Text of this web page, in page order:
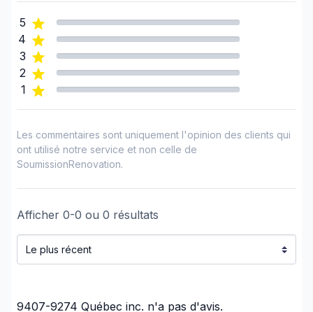
Rénovations - Cuisine (avec électricité /
plomberie)
Rénovations - Cuisine (sans électricité /
plomberie)
Rénovations - Salle de bain (avec électricité /
plomberie)
Rénovations - Sous-sol (avec électricité /
plomberie)
Rénovations - Sous-sol (sans électricité /
Revêtement extérieur
5
4
3
2
1
Les commentaires sont uniquement l'opinion des clients qui
ont utilisé notre service et non celle de
SoumissionRenovation.
Afficher 0-0 ou 0 résultats
9407-9274 Québec inc. n'a pas d'avis.